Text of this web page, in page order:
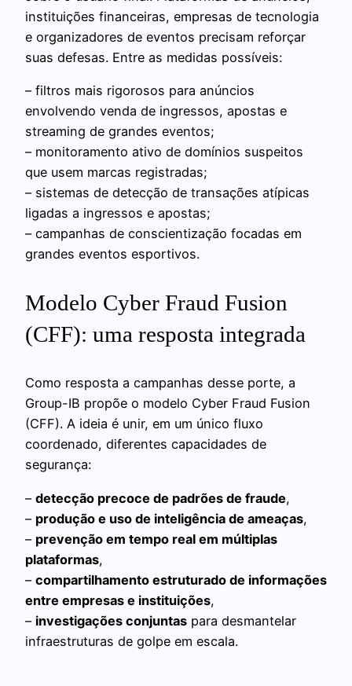
instituições financeiras, empresas de tecnologia
e organizadores de eventos precisam reforçar
suas defesas. Entre as medidas possíveis:
– filtros mais rigorosos para anúncios
envolvendo venda de ingressos, apostas e
streaming de grandes eventos;
– monitoramento ativo de domínios suspeitos
que usem marcas registradas;
– sistemas de detecção de transações atípicas
ligadas a ingressos e apostas;
– campanhas de conscientização focadas em
grandes eventos esportivos.
Modelo Cyber Fraud Fusion
(CFF): uma resposta integrada
Como resposta a campanhas desse porte, a
Group-IB propõe o modelo Cyber Fraud Fusion
(CFF). A ideia é unir, em um único fluxo
coordenado, diferentes capacidades de
segurança:
– detecção precoce de padrões de fraude,
– produção e uso de inteligência de ameaças,
– prevenção em tempo real em múltiplas
plataformas,
– compartilhamento estruturado de informações
entre empresas e instituições,
– investigações conjuntas para desmantelar
infraestruturas de golpe em escala.